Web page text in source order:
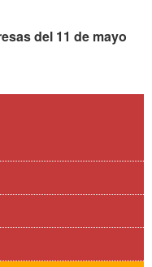
del 11 de mayo